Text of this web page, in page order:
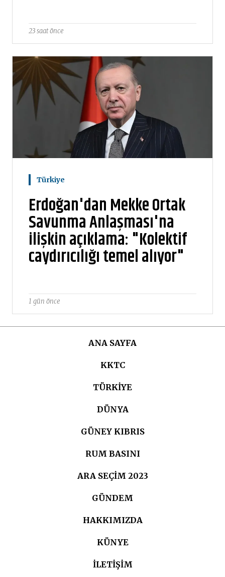
23 saat önce
Türkiye
Erdoğan'dan Mekke Ortak
Savunma Anlaşması'na
ilişkin açıklama: "Kolektif
caydırıcılığı temel alıyor"
1 gün önce
ANA SAYFA
KKTC
TÜRKIYE
DÜNYA
GÜNEY KIBRIS
RUM BASINI
ARA SEÇIM 2023
GÜNDEM
HAKKIMIZDA
KÜNYE
İLETİŞİM